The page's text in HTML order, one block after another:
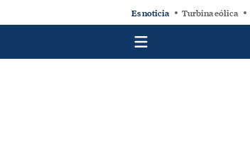
Es noticia Turbina eólica